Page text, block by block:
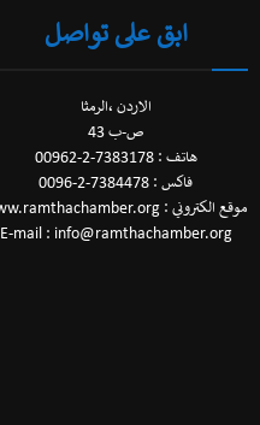
ابق على تواصل
الاردن ،الرمثا
ص-ب 43
هاتف : 7383178-2-00962
فاكس : 7384478-2-0096
موقع الكتروني : www.ramthachamber.org
E-mail : info@ramthachamber.org